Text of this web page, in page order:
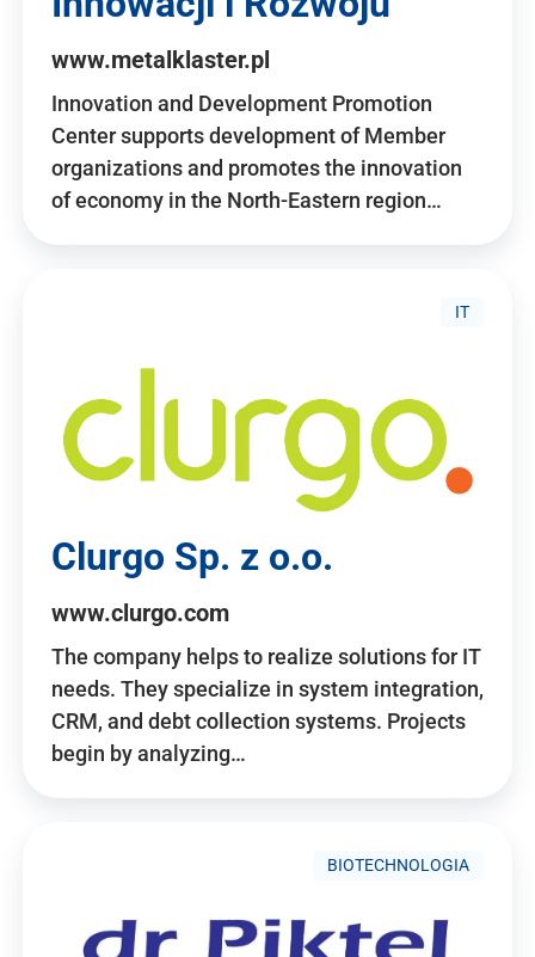
www.metalklaster.pl
Innovation and Development Promotion
Center supports development of Member
organizations and promotes the innovation
of economy in the North-Eastern region…
IT
Clurgo Sp. z o.o.
www.clurgo.com
The company helps to realize solutions for IT
needs. They specialize in system integration,
CRM, and debt collection systems. Projects
begin by analyzing…
BIOTECHNOLOGIA